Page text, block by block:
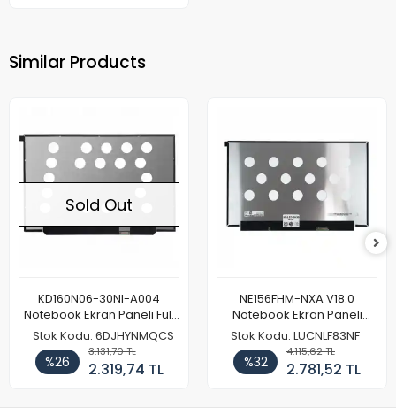
Similar Products
Sold Out
KD160N06-30NI-A004
Notebook Ekran Paneli Full
HD
Stok Kodu: 6DJHYNMQCS
%26
3.131,70 TL
2.319,74 TL
NE156FHM-NXA V18.0
Notebook Ekran Paneli
144Hz
Stok Kodu: LUCNLF83NF
%32
4.115,62 TL
2.781,52 TL